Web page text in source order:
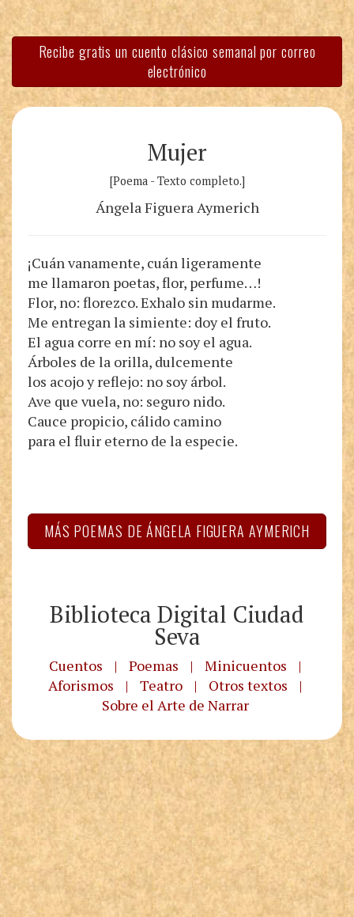
Recibe gratis un cuento clásico semanal por correo
electrónico
Mujer
[Poema - Texto completo.]
Ángela Figuera Aymerich
¡Cuán vanamente, cuán ligeramente
me llamaron poetas, flor, perfume…!
Flor, no: florezco. Exhalo sin mudarme.
Me entregan la simiente: doy el fruto.
El agua corre en mí: no soy el agua.
Árboles de la orilla, dulcemente
los acojo y reflejo: no soy árbol.
Ave que vuela, no: seguro nido.
Cauce propicio, cálido camino
para el fluir eterno de la especie.
MÁS POEMAS DE ÁNGELA FIGUERA AYMERICH
Biblioteca Digital Ciudad
Seva
Cuentos | Poemas | Minicuentos
|
Aforismos
| Teatro | Otros textos
|
Sobre el Arte de Narrar